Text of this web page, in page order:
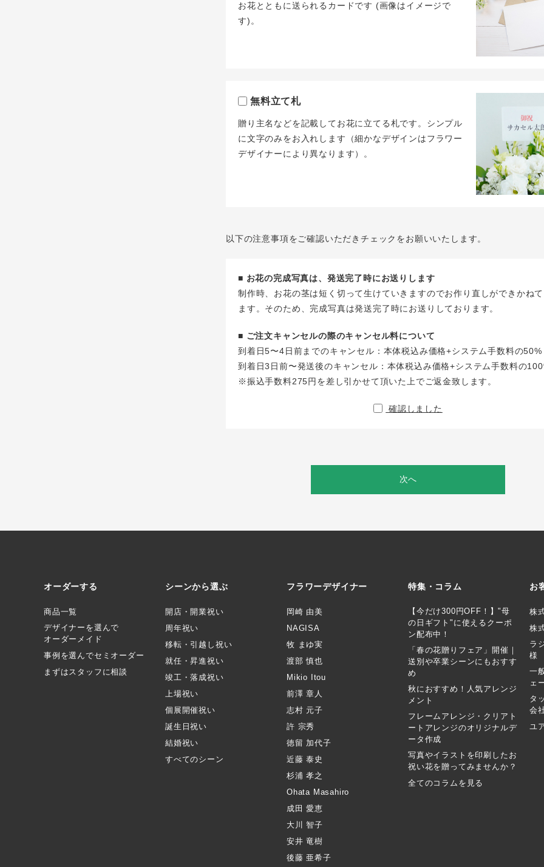
お花とともに送られるカードです (画像はイメージで
す)。
無料立て札
贈り主名などを記載してお花に立てる札です。シンプル
に文字のみをお入れします（細かなデザインはフラワー
デザイナーにより異なります）。
以下の注意事項をご確認いただきチェックをお願いいたします。
■ お花の完成写真は、発送完了時にお送りします
制作時、お花の茎は短く切って生けていきますのでお作り直しができかね
ます。そのため、完成写真は発送完了時にお送りしております。
■ ご注文キャンセルの際のキャンセル料について
到着日5〜4日前までのキャンセル：本体税込み価格+システム手数料の50%
到着日3日前〜発送後のキャンセル：本体税込み価格+システム手数料の
※振込手数料275円を差し引かせて頂いた上でご返金致します。
確認しました
次へ
オーダーする
商品一覧
デザイナーを選んで
オーダーメイド
事例を選んでセミオーダー
まずはスタッフに相談
シーンから選ぶ
開店・開業祝い
周年祝い
移転・引越し祝い
就任・昇進祝い
竣工・落成祝い
上場祝い
個展開催祝い
誕生日祝い
結婚祝い
すべてのシーン
フラワーデザイナー
岡崎 由美
NAGISA
牧 まゆ実
渡部 慎也
Mikio Itou
前澤 章人
志村 元子
許 宗秀
徳留 加代子
近藤 泰史
杉浦 孝之
Ohata Masahiro
成田 愛恵
大川 智子
安井 竜樹
後藤 亜希子
特集・コラム
【今だけ300円OFF！】"母
の日ギフト"に使えるクーポ
ン配布中！
「春の花贈りフェア」開催｜
送別や卒業シーンにもおすす
め
秋におすすめ！人気アレンジ
メント
フレームアレンジ・クリアト
ートアレンジのオリジナルデ
ータ作成
写真やイラストを印刷したお
祝い花を贈ってみませんか？
全てのコラムを見る
お
株
株
ラ
様
一
ェ
タ
会
ユ